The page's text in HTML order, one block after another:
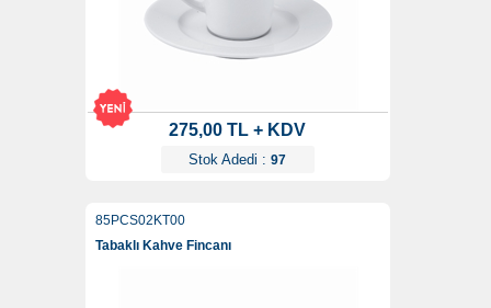
275,00 TL + KDV
Stok Adedi : 97
85PCS02KT00
Tabaklı Kahve Fincanı